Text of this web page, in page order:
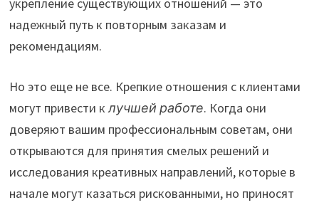
надежный путь к повторным заказам и
рекомендациям.
Но это еще не все. Крепкие отношения с клиентами
могут привести клучшей работе. Когда они
доверяют вашим профессиональным советам, они
открываются для принятия смелых решений и
исследования креативных направлений, которые в
начале могут казаться рискованными, но приносят